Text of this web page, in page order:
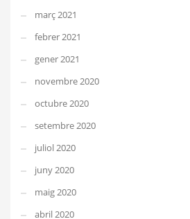
març 2021
febrer 2021
gener 2021
novembre 2020
octubre 2020
setembre 2020
juliol 2020
juny 2020
maig 2020
abril 2020